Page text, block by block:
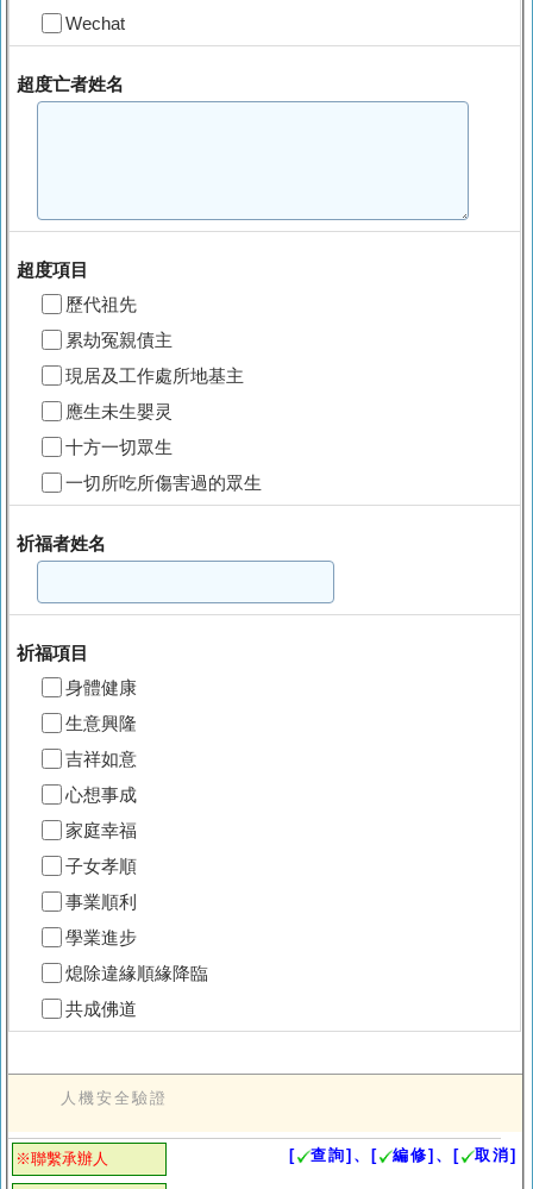
Wechat
超度亡者姓名
超度項目
歷代祖先
累劫冤親債主
現居及工作處所地基主
應生未生嬰灵
十方一切眾生
一切所吃所傷害過的眾生
祈福者姓名
祈福項目
身體健康
生意興隆
吉祥如意
心想事成
家庭幸福
子女孝順
事業順利
學業進步
熄除違緣順緣降臨
共成佛道
人機安全驗證
※聯繫承辦人 [ 查詢]、[ 編修]、[ 取消]